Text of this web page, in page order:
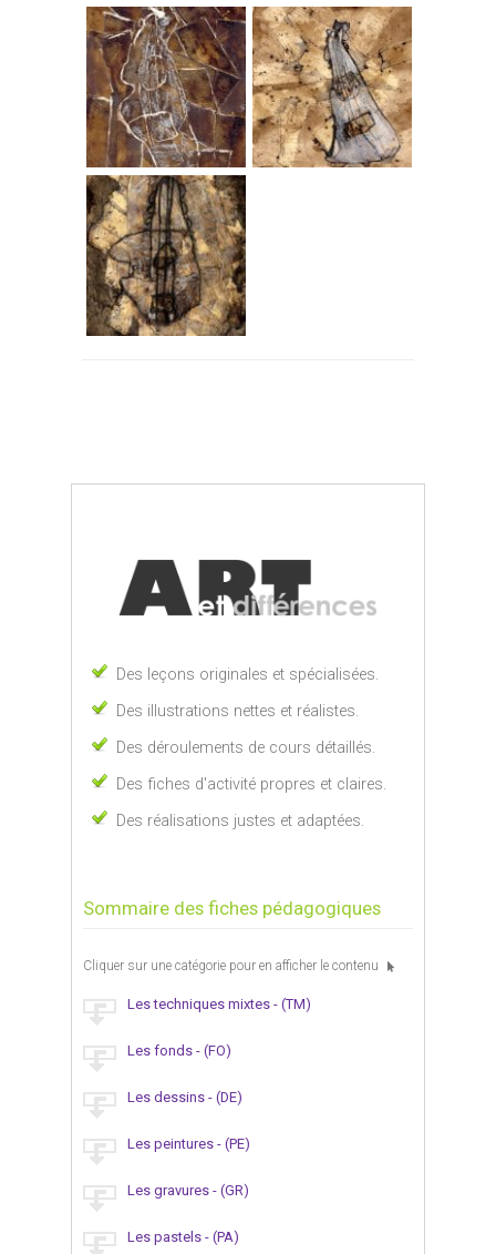
Des leçons originales et spécialisées.
Des illustrations nettes et réalistes.
Des déroulements de cours détaillés.
Des fiches d'activité propres et claires.
Des réalisations justes et adaptées.
Sommaire des fiches pédagogiques
Cliquer sur une catégorie pour en afficher le contenu
Les techniques mixtes - (TM)
Les fonds - (FO)
Les dessins - (DE)
Les peintures - (PE)
Les gravures - (GR)
Les pastels - (PA)